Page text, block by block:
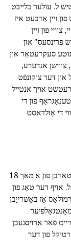
ל. עולער בלייבט
זיין אַרבעט איז
פון זיין
פּרינסעס" און
סעקרעטאַר און
צווישן אנדערע,
דער צוקונפֿט
אויך אנטייל
פון די
די אָולדאַסט
די גרויס מאַטעמאַטיקער לעאָנהאַרד עולער געשטארבן פון אַ מאַך 18
אייניקל. אויף דער טאָג פון
אַז באַשרייַבן
אין פּאַריז, די מאָנטגאָלפיער
פֿאַר ארויסגעבן
פון דער